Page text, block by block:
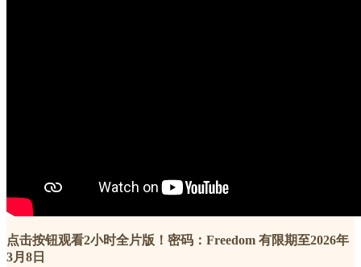
点击按钮观看2小时全片版！密码：Freedom 有限期至2026年
3月8日